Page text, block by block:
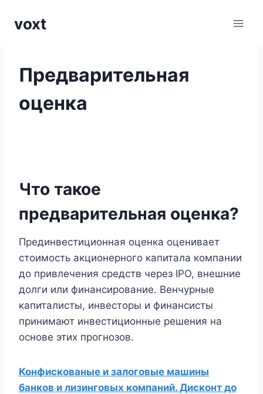
voxt
Предварительная
оценка
Что такое
предварительная оценка?
Прединвестиционная оценка оценивает
стоимость акционерного капитала компании
до привлечения средств через IPO, внешние
долги или финансирование. Венчурные
капиталисты, инвесторы и финансисты
принимают инвестиционные решения на
основе этих прогнозов.
Конфискованые и залоговые машины
банков и лизинговых компаний. Дисконт до